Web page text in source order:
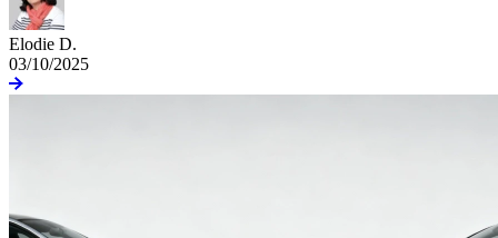
Elodie D.
03/10/2025